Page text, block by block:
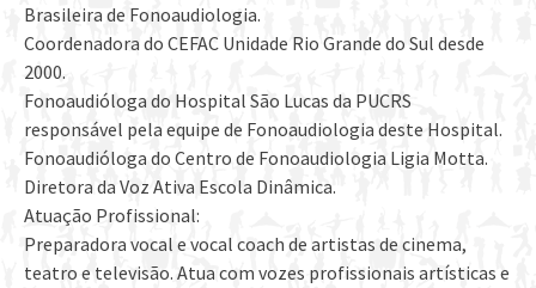
Brasileira de Fonoaudiologia.
Coordenadora do CEFAC Unidade Rio Grande do Sul desde
2000.
Fonoaudióloga do Hospital São Lucas da PUCRS
responsável pela equipe de Fonoaudiologia deste Hospital.
Fonoaudióloga do Centro de Fonoaudiologia Ligia Motta.
Diretora da Voz Ativa Escola Dinâmica.
Atuação Profissional:
Preparadora vocal e vocal coach de artistas de cinema,
teatro e televisão. Atua com vozes profissionais artísticas e